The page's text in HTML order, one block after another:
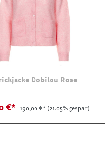
Dobilou Rose
€* 190,00 €* (21.05% gespart)